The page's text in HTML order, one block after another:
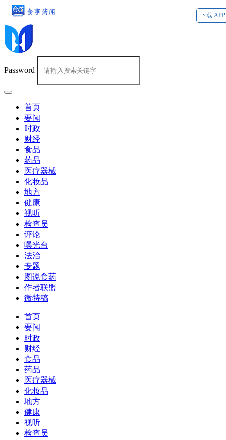
下载 APP
Password
首页
要闻
时政
财经
食品
药品
医疗器械
化妆品
地方
健康
视听
检查员
评论
曝光台
法治
专题
图说食药
作者联盟
微特稿
首页
要闻
时政
财经
食品
药品
医疗器械
化妆品
地方
健康
视听
检查员